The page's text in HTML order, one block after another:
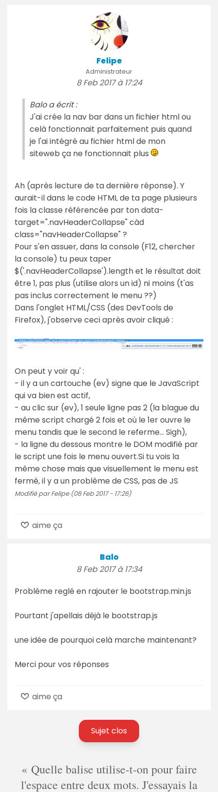
Felipe
Administrateur
8 Feb 2017 à 17:24
Balo a écrit :
J'ai crée la nav bar dans un fichier html ou
celà fonctionnait parfaitement puis quand
je l'ai intégré au fichier html de mon
siteweb ça ne fonctionnait plus
Ah (après lecture de ta dernière réponse). Y
aurait-il dans le code HTML de ta page plusieurs
fois la classe référencée par ton data-
target=".navHeaderCollapse" càd
class="navHeaderCollapse" ?
Pour s'en assuer, dans la console (F12, chercher
la console) tu peux taper
$('.navHeaderCollapse').length et le résultat doit
être 1, pas plus (utilise alors un id) ni moins (t'as
pas inclus correctement le menu ??)
Dans l'onglet HTML/CSS (des DevTools de
Firefox), j'observe ceci après avoir cliqué :
On peut y voir qu' :
- il y a un cartouche (ev) signe que le JavaScript
qui va bien est actif,
- au clic sur (ev), 1 seule ligne pas 2 (la blague du
même script chargé 2 fois et où le 1er ouvre le
menu tandis que le second le referme... Sigh),
- la ligne du dessous montre le DOM modifié par
le script une fois le menu ouvert.Si tu vois la
même chose mais que visuellement le menu est
fermé, il y a un problème de CSS, pas de JS
Modifié par Felipe (08 Feb 2017 - 17:26)
aime ça
Balo
8 Feb 2017 à 17:34
Problème reglé en rajouter le bootstrap.min.js
Pourtant j'apellais déjà le bootstrap.js
une idée de pourquoi celà marche maintenant?
Merci pour vos réponses
aime ça
Sujet clos
Quelle balise utilise-t-on pour faire
l'espace entre deux mots. J'essayais la